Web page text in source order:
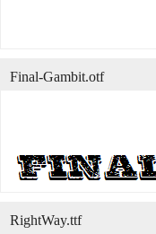
Final-Gambit.otf
RightWay.ttf